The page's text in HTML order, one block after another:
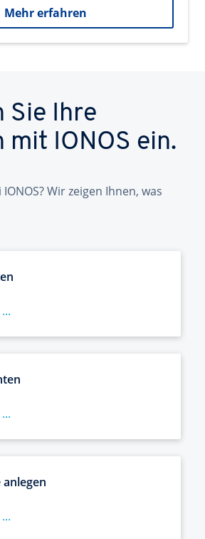
Mehr erfahren
Sie Ihre
mit IONOS ein.
Wir zeigen Ihnen, was
anlegen